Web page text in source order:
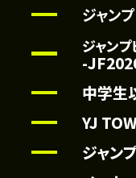
ジャン
ジャン
-
中学生
YJ
ジャン